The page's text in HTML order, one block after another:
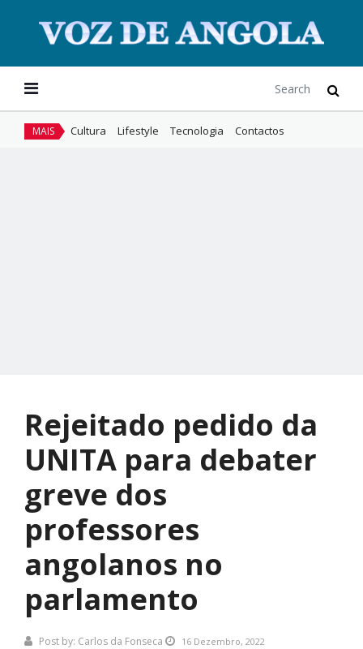
MAIS Cultura Lifestyle Tecnologia Contactos
Rejeitado pedido da
UNITA para debater
greve dos
professores
angolanos no
parlamento
Post by: Carlos da Fonseca 16 Dezembro, 2022